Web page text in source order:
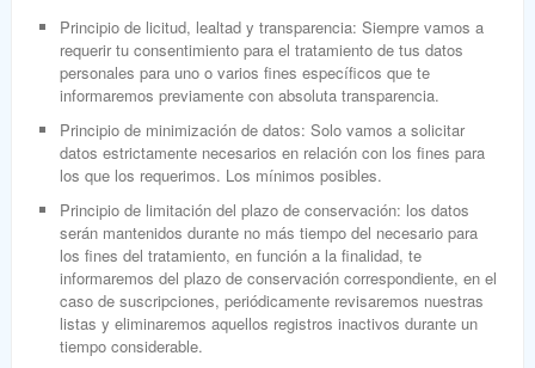
Principio de licitud, lealtad y transparencia: Siempre vamos a
requerir tu consentimiento para el tratamiento de tus datos
personales para uno o varios fines específicos que te
informaremos previamente con absoluta transparencia.
Principio de minimización de datos: Solo vamos a solicitar
datos estrictamente necesarios en relación con los fines para
los que los requerimos. Los mínimos posibles.
Principio de limitación del plazo de conservación: los datos
serán mantenidos durante no más tiempo del necesario para
los fines del tratamiento, en función a la finalidad, te
informaremos del plazo de conservación correspondiente, en el
caso de suscripciones, periódicamente revisaremos nuestras
listas y eliminaremos aquellos registros inactivos durante un
tiempo considerable.